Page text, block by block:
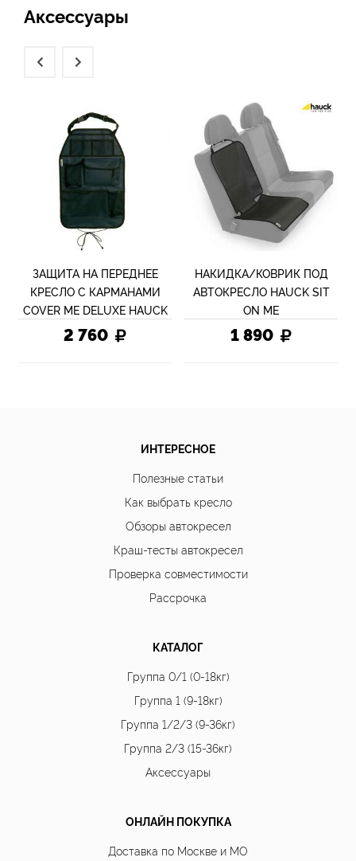
Аксессуары
Назад Вперёд
ЗАЩИТА НА ПЕРЕДНЕЕ
КРЕСЛО С КАРМАНАМИ
COVER ME DELUXE HAUCK
2 760
НАКИДКА/КОВРИК ПОД
АВТОКРЕСЛО HAUCK SIT
ON ME
1 890
ИНТЕРЕСНОЕ
Полезные статьи
Как выбрать кресло
Обзоры автокресел
Краш-тесты автокресел
Проверка совместимости
Рассрочка
КАТАЛОГ
Группа 0/1 (0-18кг)
Группа 1 (9-18кг)
Группа 1/2/3 (9-36кг)
Группа 2/3 (15-36кг)
Аксессуары
ОНЛАЙН ПОКУПКА
Доставка по Москве и МО